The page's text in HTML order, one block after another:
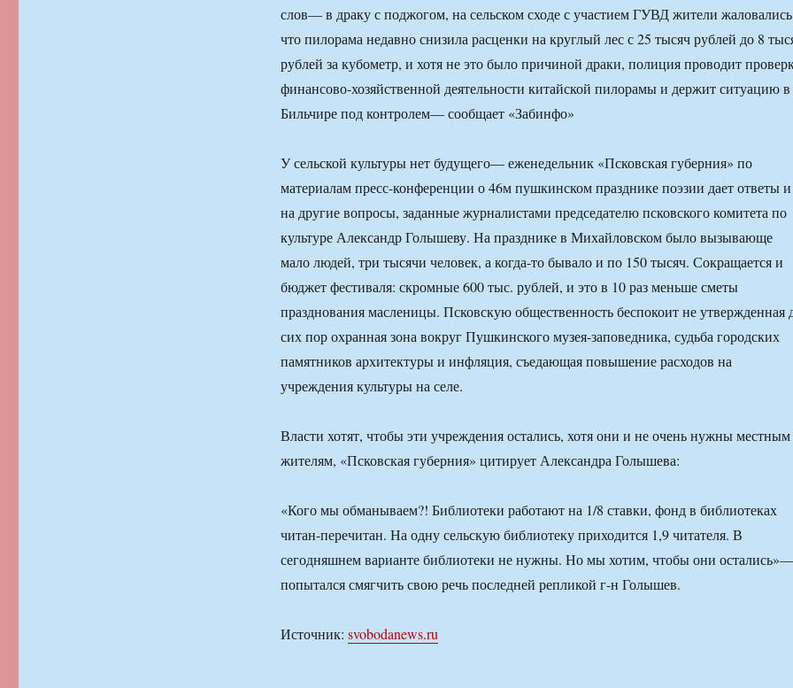
слов— в драку с поджогом, на сельском сходе с участием ГУВД жители
что пилорама недавно снизила расценки на круглый лес с 25 тысяч рублей до 8
рублей за кубометр, и хотя не это было причиной драки, полиция проводит
финансово-хозяйственной деятельности китайской пилорамы и держит ситуацию в
Бильчире под контролем— сообщает «Забинфо»
У сельской культуры нет будущего— еженедельник «Псковская губерния» по
материалам пресс-конференции о 46м пушкинском празднике поэзии дает ответы и
на другие вопросы, заданные журналистами председателю псковского комитета по
культуре Александр Голышеву. На празднике в Михайловском было вызывающе
мало людей, три тысячи человек, а когда-то бывало и по 150 тысяч. Сокращается и
бюджет фестиваля: скромные 600 тыс. рублей, и это в 10 раз меньше сметы
празднования масленицы. Псковскую общественность беспокоит не утвержденная
сих пор охранная зона вокруг Пушкинского музея-заповедника, судьба городских
памятников архитектуры и инфляция, съедающая повышение расходов на
учреждения культуры на селе.
Власти хотят, чтобы эти учреждения остались, хотя они и не очень нужны местным
жителям, «Псковская губерния» цитирует Александра Голышева:
«Кого мы обманываем?! Библиотеки работают на 1/8 ставки, фонд в библиотеках
читан-перечитан. На одну сельскую библиотеку приходится 1,9 читателя. В
сегодняшнем варианте библиотеки не нужны. Но мы хотим, чтобы они остались»—
попытался смягчить свою речь последней репликой г-н Голышев.
Источник: svobodanews.ru